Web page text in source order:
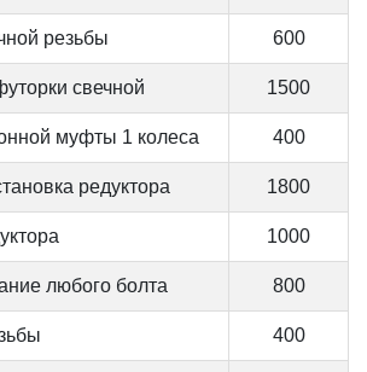
резьбы 600
свечной 1500
муфты 1 колеса 400
редуктора 1800
1000
любого болта 800
400